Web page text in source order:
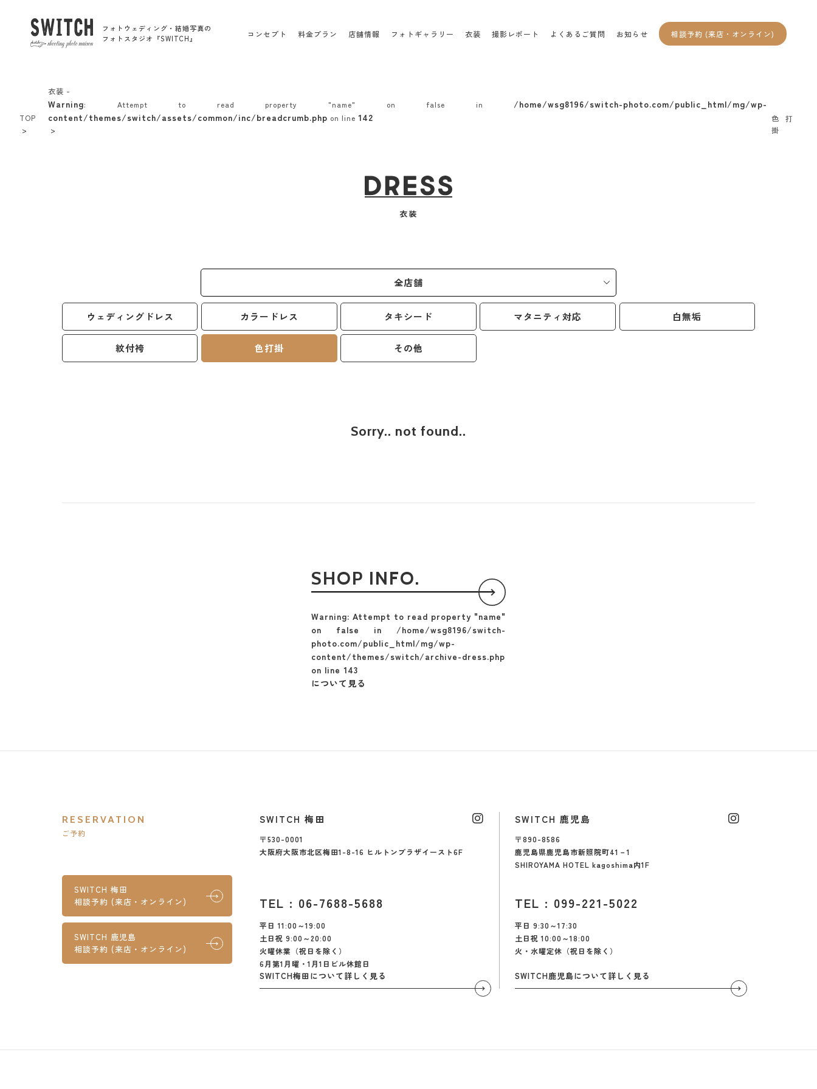
フォトウェディング・結婚写真の
フォトスタジオ『SWITCH』
コンセプト 料金プラン 店舗情報 フォトギャラリー 衣装 撮影レポート よくあるご質問 お知らせ 相談予約 (来店・オンライン)
TOP
衣装 -
Warning: Attempt to read property "name" on false in /home/wsg8196/switch-photo.com/public_html/mg/wp-
content/themes/switch/assets/common/inc/breadcrumb.php on line142
色打
掛
衣装
ウェディングドレス カラードレス タキシード マタニティ対応 白無垢
紋付袴 色打掛 その他
Sorry.. not found..
SHOP INFO.
Warning: Attempt to read property "name"
on false in /home/wsg8196/switch-
photo.com/public_html/mg/wp-
content/themes/switch/archive-dress.php
on line 143
について見る
RESERVATION
ご予約
SWITCH 梅田
相談予約 (来店・オンライン)
SWITCH 鹿児島
相談予約 (来店・オンライン)
SWITCH 梅田
〒530-0001
大阪府大阪市北区梅田1-8-16 ヒルトンプラザイースト6F
TEL : 06-7688-5688
平日 11:00～19:00
土日祝 9:00～20:00
火曜休業（祝日を除く）
6月第1月曜・1月1日ビル休館日
SWITCH梅田について詳しく見る
SWITCH 鹿児島
〒890-8586
鹿児島県鹿児島市新照院町41－1
SHIROYAMA HOTEL kagoshima内1F
TEL : 099-221-5022
平日 9:30～17:30
土日祝 10:00～18:00
火・水曜定休（祝日を除く）
SWITCH鹿児島について詳しく見る